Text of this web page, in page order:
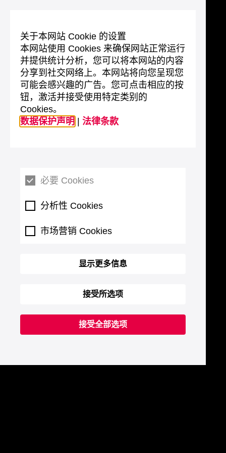
关于本网站 Cookie 的设置
本网站使用 Cookies 来确保网站正常运行
并提供统计分析，您可以将本网站的内容
分享到社交网络上。本网站将向您呈现您
可能会感兴趣的广告。您可点击相应的按
钮，激活并接受使用特定类别的
Cookies。
数据保护声明
法律条款
必要 Cookies
分析性 Cookies
市场营销 Cookies
显示更多信息
接受所选项
接受全部选项